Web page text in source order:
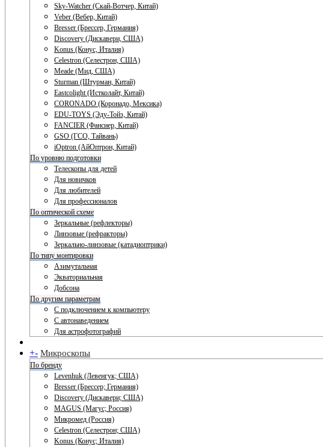
Sky-Watcher (Скай-Вотчер, Китай)
Veber (Вебер, Китай)
Bresser (Брессер, Германия)
Discovery (Дискавери, США)
Konus (Конус, Италия)
Celestron (Селестрон, США)
Meade (Мид, США)
Sturman (Штурман, Китай)
Eastcolight (Истколайт, Китай)
CORONADO (Коронадо, Мексика)
EDU-TOYS (Эду-Тойз, Китай)
FANCIER (Фансиер, Китай)
GSO (ГСО, Тайвань)
iOptron (АйОптрон, Китай)
По уровню подготовки
Телескопы для детей
Для новичков
Для любителей
Для профессионалов
По оптической схеме
Зеркальные (рефлекторы)
Линзовые (рефракторы)
Зеркально-линзовые (катадиоптрики)
По типу монтировки
Азимутальная
Экваториальная
Добсона
По другим параметрам
С подключением к компьютеру
С автонаведением
Для астрофотографий
+- Микроскопы
По бренду
Levenhuk (Левенгук; США)
Bresser (Брессер; Германия)
Discovery (Дискавери; США)
MAGUS (Магус; Россия)
Микромед (Россия)
Celestron (Селестрон; США)
Konus (Конус; Италия)